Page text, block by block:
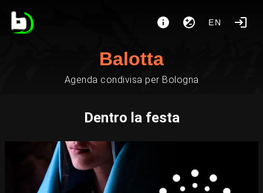
EN
Balotta
Agenda condivisa per Bologna
Dentro la festa